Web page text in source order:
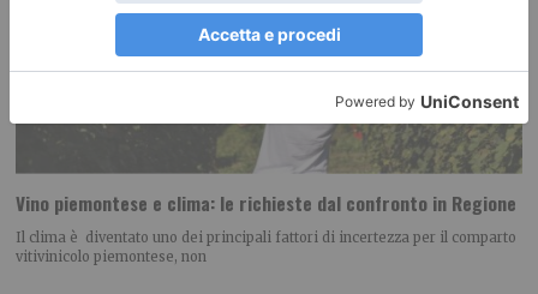
Vino piemontese e clima: le richieste dal confronto in Regione
Il clima è diventato uno dei principali fattori di incertezza per il comparto
vitivinicolo piemontese, non